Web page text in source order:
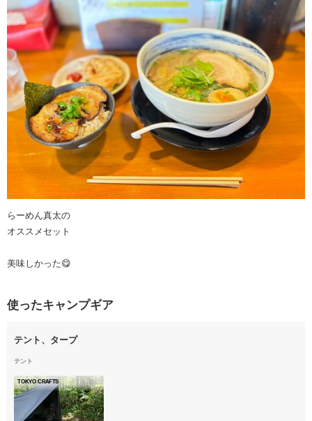
らーめん真太の
オススメセット
美味しかった😋
使ったキャンプギア
テント、タープ
テント
TOKYO CRAFTS